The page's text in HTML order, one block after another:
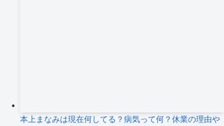
本上まなみは現在何してる？病気って何？休業の理由や